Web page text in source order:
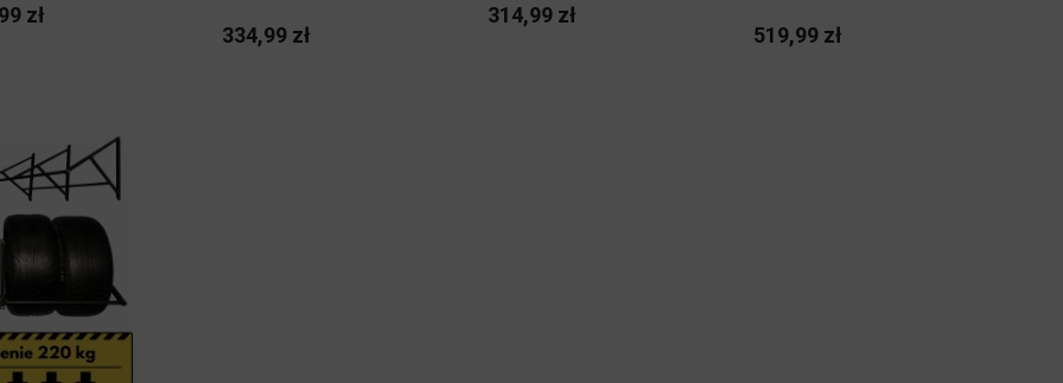
zł
Cena
334,99 zł
Cena
314,99 zł
Cena
519,99 zł